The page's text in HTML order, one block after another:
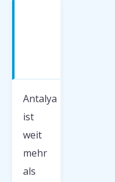
Antalya
ist
weit
mehr
als